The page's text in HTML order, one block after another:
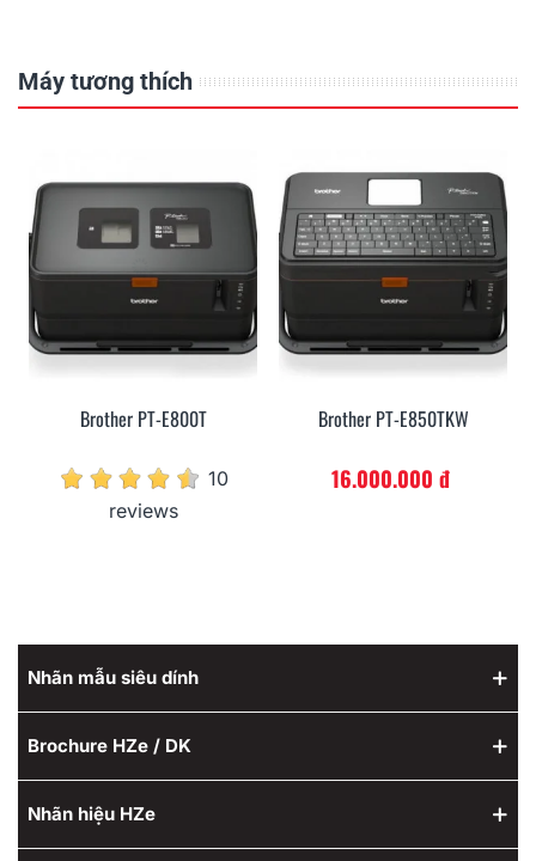
Máy tương thích
Brother PT-E800T
10
reviews
Brother PT-E850TKW
16.000.000 đ
Nhãn mẫu siêu dính
Brochure HZe / DK
Nhãn hiệu HZe